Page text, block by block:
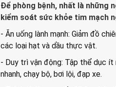
Để phòng bệnh, nhất là những
kiểm soát sức khỏe tim mạch
- Ăn uống lành mạnh: Giảm đồ
các loại hạt và dầu thực vật.
- Duy trì vận động: Tập thể dục
nhanh, chạy bộ, bơi lội, đạp xe.